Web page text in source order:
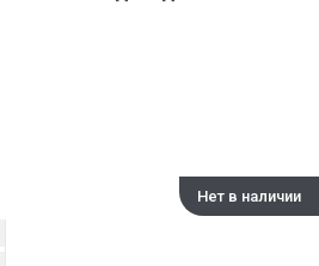
Нет в наличии